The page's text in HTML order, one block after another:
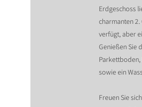
Erdgeschoss
charmanten
verfügt, aber
Genießen Sie
Parkettboden,
sowie ein
Freuen Sie